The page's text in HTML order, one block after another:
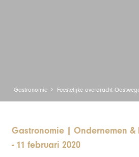
Gastronomie Feestelijke overdracht
Gastronomie
Ondernemen &
- 11 februari 2020